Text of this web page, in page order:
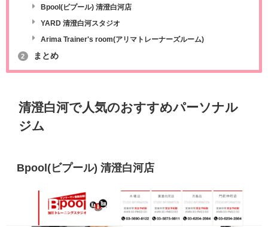
Bpool(ビプール) 清澄白河店
YARD 清澄白河スタジオ
Arima Trainer's room(アリマトレーナーズルーム)
2 まとめ
清澄白河で人気のおすすめパーソナル
ジム
Bpool(ビプール) 清澄白河店